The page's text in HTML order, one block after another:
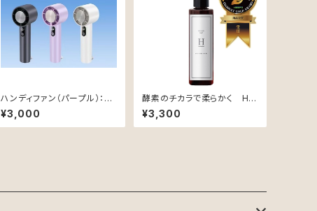
ハンディファン（パープル）：片
手サイズ！冷却プレート×強力
送風×静音設計
¥3,000
酵素のチカラで柔らかく Hy
dro Mist Treatment（ベル
ガモット&ミントの香り）
¥3,300